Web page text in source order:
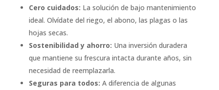
Cero cuidados: La solución de bajo mantenimiento
ideal. Olvídate del riego, el abono, las plagas o las
hojas secas.
Sostenibilidad y ahorro: Una inversión duradera
que mantiene su frescura intacta durante años, sin
necesidad de reemplazarla.
Seguras para todos: A diferencia de algunas